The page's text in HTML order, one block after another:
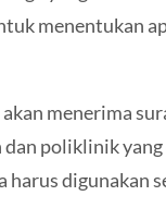
menentukan
menerima
poliklinik
digunakan